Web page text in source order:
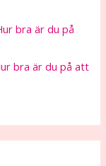
bra är du på
bra är du på att